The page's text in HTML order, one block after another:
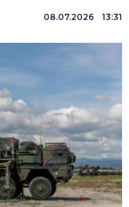
08.07.2026 13:31